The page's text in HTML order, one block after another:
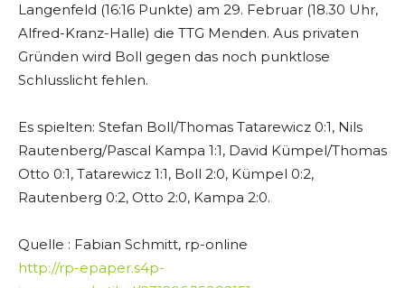
Langenfeld (16:16 Punkte) am 29. Februar (18.30 Uhr,
Alfred-Kranz-Halle) die TTG Menden. Aus privaten
Gründen wird Boll gegen das noch punktlose
Schlusslicht fehlen.
Es spielten: Stefan Boll/Thomas Tatarewicz 0:1, Nils
Rautenberg/Pascal Kampa 1:1, David Kümpel/Thomas
Otto 0:1, Tatarewicz 1:1, Boll 2:0, Kümpel 0:2,
Rautenberg 0:2, Otto 2:0, Kampa 2:0.
Quelle : Fabian Schmitt, rp-online
http://rp-epaper.s4p-